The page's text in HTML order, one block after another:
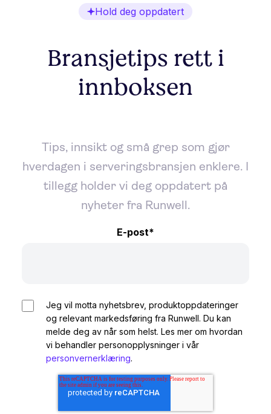
Hold deg oppdatert
Bransjetips rett i
innboksen
Tips, innsikt og små grep som gjør
hverdagen i serveringsbransjen enklere. I
tillegg holder vi deg oppdatert på
nyheter fra Runwell.
E-post*
Jeg vil motta nyhetsbrev, produktoppdateringer
og relevant markedsføring fra Runwell. Du kan
melde deg av når som helst. Les mer om hvordan
vi behandler personopplysninger i vår
personvernerklæring.